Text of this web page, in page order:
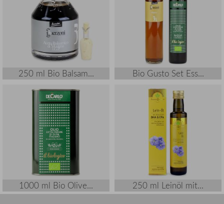
250 ml Bio Balsam... Bio Gusto Set Ess...
1000 ml Bio Olive... 250 ml Leinöl mit...